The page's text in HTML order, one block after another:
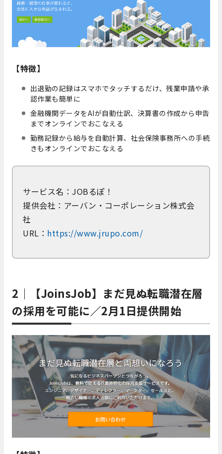
【特徴】
出退勤の記録はスマホでタッチするだけ、残業申請や承
認作業も簡単に
金融機関データをAIが自動仕訳、決算書の作成から申告
までオンラインでおこなえる
勤務記録から給与を自動計算、社会保険事務所への手続
きもオンラインでおこなえる
サービス名：JOBるぽ！
提供会社：アーバン・コーポレーション株式会
社
URL： https://www.jrupo.com/
2｜【JoinsJob】まだ見ぬ転職潜在層
の採用を可能に／2月1日提供開始